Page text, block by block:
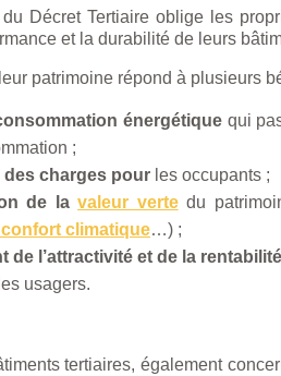
Décret Tertiaire oblige les
et la durabilité de leurs
patrimoine répond à plusieurs
énergétiquequi
;
charges pour les occupants ;
de lavaleur vertedu
climatique…) ;
de l’attractivité et de la
usagers.
tertiaires, également